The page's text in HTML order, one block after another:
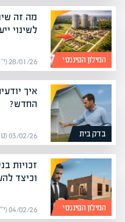
המילון הפיננסי
מה זה
לשינוי
28/01/26 (י׳ שבט תשפ״ו) | מערכת אפיק
בדק בית
איך
החדש?
03/02/26 (ט״ז שבט תשפ״ו) | מערכת אפיק
המילון הפיננסי
זכויות
וכיצד
04/02/26 (י״ז שבט תשפ״ו) | מערכת אפיק